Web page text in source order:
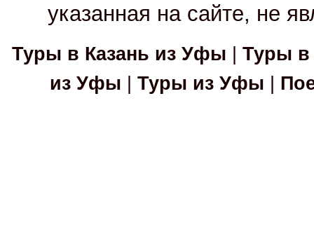
указанная на сайте, не
Туры в Казань из Уфы
Туры в
из Уфы
Туры из Уфы